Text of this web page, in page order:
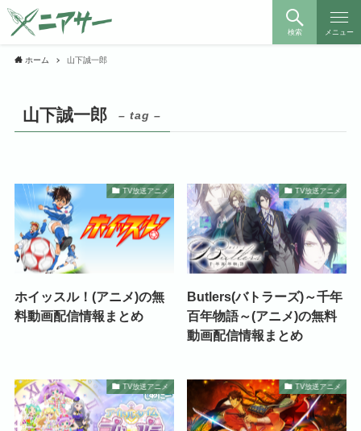
検索 メニュー
ホーム 山下誠一郎
山下誠一郎 – tag –
TV放送アニメ
ホイッスル！(アニメ)の無
料動画配信情報まとめ
TV放送アニメ
Butlers(バトラーズ)～千年
百年物語～(アニメ)の無料
動画配信情報まとめ
TV放送アニメ TV放送アニメ